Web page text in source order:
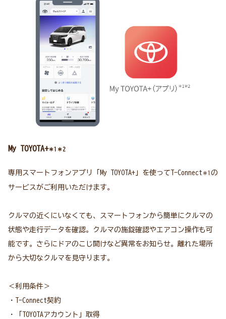
My TOYOTA+＊1＊2
専用スマートフォンアプリ「My TOYOTA+」を使ってT-Connect ＊1 の
サービスがご利用いただけます。
クルマの近くにいなくても、スマートフォンから簡単にクルマの
状態や走行データを確認。クルマの施錠確認やエアコン操作も可
能です。さらにドアのこじ開けなど異常をお知らせ。離れた場所
から大切なクルマを見守ります。
＜利用条件＞
・T-Connect契約
・「TOYOTAアカウント」取得